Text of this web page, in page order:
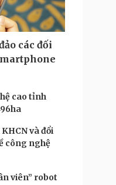
các đối
cao tỉnh
và đổi
công nghệ
viên” robot